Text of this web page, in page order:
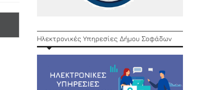
Ηλεκτρονικές Υπηρεσίες Δήμου Σοφάδων